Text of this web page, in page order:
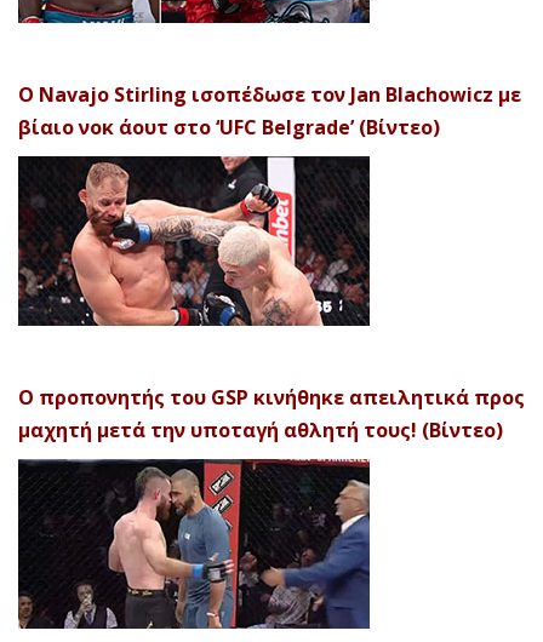
Ο Navajo Stirling ισοπέδωσε τον Jan Blachowicz με
βίαιο νοκ άουτ στο ‘UFC Belgrade’ (Βίντεο)
Ο προπονητής του GSP κινήθηκε απειλητικά προς
μαχητή μετά την υποταγή αθλητή τους! (Βίντεο)